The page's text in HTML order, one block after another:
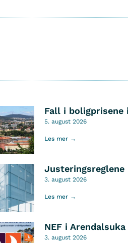
Fall i boligprisene
5. august 2026
Les mer →
Justeringsreglene
3. august 2026
Les mer →
NEF i
3. august 2026